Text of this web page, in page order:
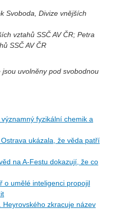
Svoboda , Divize vnějších
vztahů SSČ AV ČR; Petra
SSČ AV ČR
jsou uvolněny pod svobodnou
fyzikální chemik a
ukázala, že věda patří
na A-Festu dokazují, že co
o umělé inteligenci propojil
Heyrovského zkracuje název